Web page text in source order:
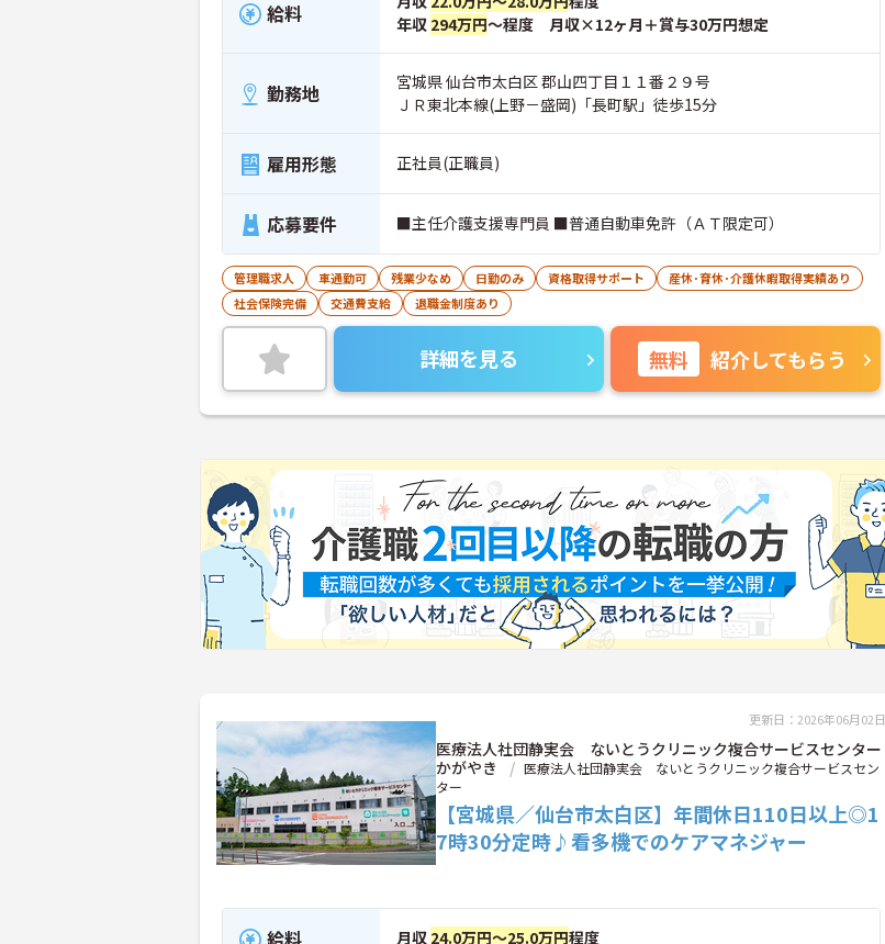
給料
年収 294万円～程度 月収×12ヶ月＋賞与30万円想定
勤務地
宮城県 仙台市太白区 郡山四丁目１１番２９号
ＪＲ東北本線(上野－盛岡)「長町駅」徒歩15分
雇用形態 正社員(正職員)
応募要件 ■主任介護支援専門員 ■普通自動車免許（ＡＴ限定可）
管理職求人 車通勤可 残業少なめ 日勤のみ 資格取得サポート
産休･育休･介護休暇取得実績あり
社会保険完備
交通費支給 退職金制度あり
詳細を見る 無料 紹介してもらう
更新日：2026年06月02日
医療法人社団静実会 ないとうクリニック複合サービスセンター
かがやき
医療法人社団静実会 ないとうクリニック複合サービスセン
ター
【宮城県／仙台市太白区】年間休日110日以上◎1
7時30分定時♪看多機でのケアマネジャー
月収 24.0万円～25.0万円程度